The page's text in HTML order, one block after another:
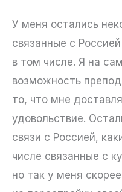
У меня остались
связанные с
в том числе. Я на
возможность
то, что мне
удовольствие.
связи с Россией,
числе связанные с
но так у меня